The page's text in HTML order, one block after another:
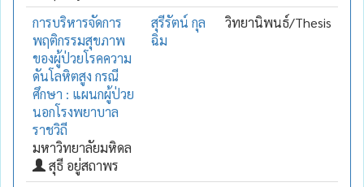
การบริหารจัดการ
พฤติกรรมสุขภาพ
ของผู้ป่วยโรคความ
ดันโลหิตสูง กรณี
ศึกษา : แผนกผู้ป่วย
นอกโรงพยาบาล
ราชวิถี
มหาวิทยาลัยมหิดล
สุธี อยู่สถาพร
สุรีรัตน์ กุล
ฉิม
วิทยานิพนธ์/Thesis